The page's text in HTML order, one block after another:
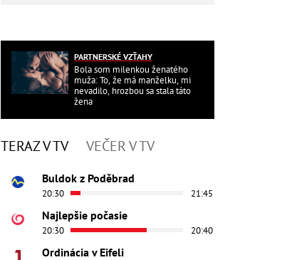
PARTNERSKÉ VZŤAHY
Bola som milenkou ženatého
muža: To, že má manželku, mi
nevadilo, hrozbou sa stala táto
žena
TERAZ V TV VEČER V TV
Buldok z Poděbrad
20:30 21:45
Najlepšie počasie
20:30 20:40
Ordinácia v Eifeli